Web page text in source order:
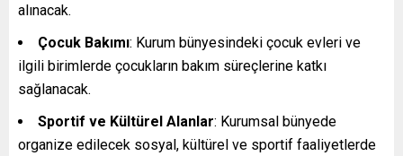
alınacak.
Çocuk Bakımı: Kurum bünyesindeki çocuk evleri ve
ilgili birimlerde çocukların bakım süreçlerine katkı
sağlanacak.
Sportif ve Kültürel Alanlar: Kurumsal bünyede
organize edilecek sosyal, kültürel ve sportif faaliyetlerde